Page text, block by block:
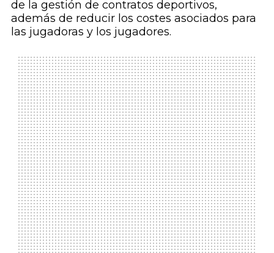
de la gestión de contratos deportivos,
además de reducir los costes asociados para
las jugadoras y los jugadores.